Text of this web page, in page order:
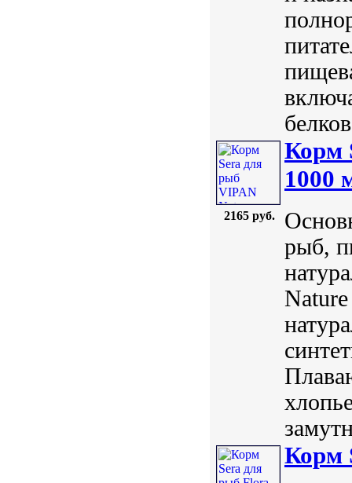
2165 руб.
Корм
1000
рыб,
Корм